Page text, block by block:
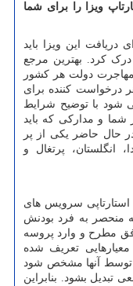
ویزا را برای شما
دریافت این ویزا باید
کرد. بهترین مرجع
مهاجرت دولت هر کشور
درخواست کننده برای
شود با توضیح شرایط
شما و مدارکی که باید
حال حاضر یکی از پر
انگلستان، پرتغال و
استارتاپی سرویس های
منحصر به فرد بودنش
مطرح و وارد پروسه
تعریف شده
توسط آنها مشخص شود
تبدیل بشود. بنابراین